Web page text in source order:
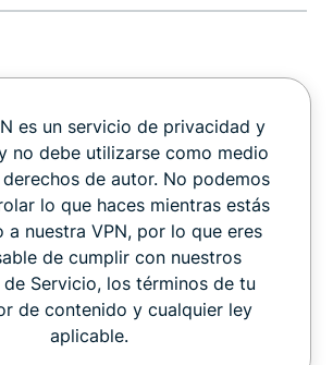
es un servicio de privacidad y
no debe utilizarse como medio
de autor. No podemos
lo que haces mientras estás
a nuestra VPN, por lo que eres
de cumplir con nuestros
de Servicio, los términos de tu
de contenido y cualquier ley
aplicable.